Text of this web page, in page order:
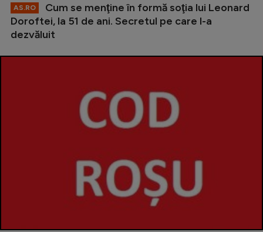
AS.RO
Cum se menţine în formă soţia lui Leonard
Doroftei, la 51 de ani. Secretul pe care l-a
dezvăluit